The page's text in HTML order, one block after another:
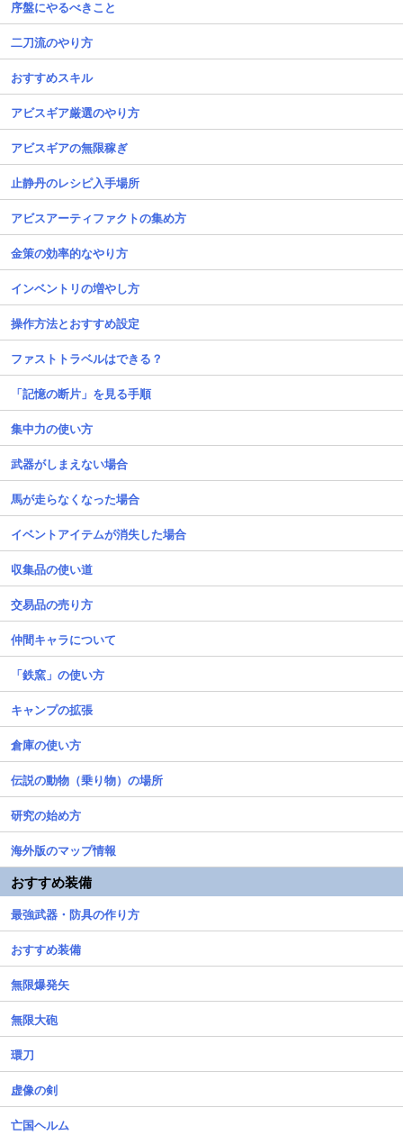
序盤にやるべきこと
二刀流のやり方
おすすめスキル
アビスギア厳選のやり方
アビスギアの無限稼ぎ
止静丹のレシピ入手場所
アビスアーティファクトの集め方
金策の効率的なやり方
インベントリの増やし方
操作方法とおすすめ設定
ファストトラベルはできる？
「記憶の断片」を見る手順
集中力の使い方
武器がしまえない場合
馬が走らなくなった場合
イベントアイテムが消失した場合
収集品の使い道
交易品の売り方
仲間キャラについて
「鉄窯」の使い方
キャンプの拡張
倉庫の使い方
伝説の動物（乗り物）の場所
研究の始め方
海外版のマップ情報
おすすめ装備
最強武器・防具の作り方
おすすめ装備
無限爆発矢
無限大砲
環刀
虚像の剣
亡国ヘルム